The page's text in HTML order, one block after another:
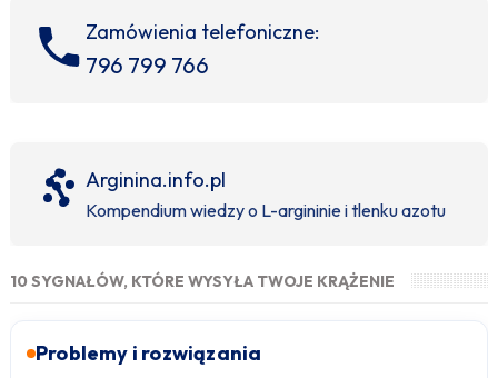
Zamówienia telefoniczne:
796 799 766
Arginina.info.pl
Kompendium wiedzy o L-argininie i tlenku azotu
10 SYGNAŁÓW, KTÓRE WYSYŁA TWOJE KRĄŻENIE
Problemy i rozwiązania